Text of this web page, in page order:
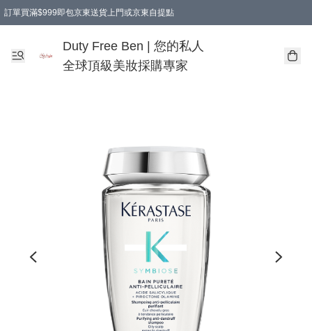
訂單買滿$999即包京東送貨上門或京東自提點
Duty Free Ben | 您的私人
全球頂級美妝採購專家